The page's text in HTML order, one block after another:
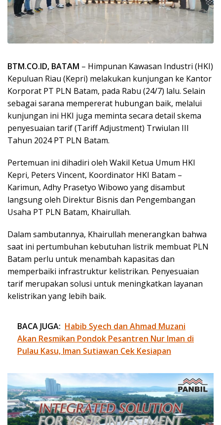
BTM.CO.ID, BATAM – Himpunan Kawasan Industri (HKI)
Kepuluan Riau (Kepri) melakukan kunjungan ke Kantor
Korporat PT PLN Batam, pada Rabu (24/7) lalu. Selain
sebagai sarana mempererat hubungan baik, melalui
kunjungan ini HKI juga meminta secara detail skema
penyesuaian tarif (Tariff Adjustment) Trwiulan III
Tahun 2024 PT PLN Batam.
Pertemuan ini dihadiri oleh Wakil Ketua Umum HKI
Kepri, Peters Vincent, Koordinator HKI Batam –
Karimun, Adhy Prasetyo Wibowo yang disambut
langsung oleh Direktur Bisnis dan Pengembangan
Usaha PT PLN Batam, Khairullah.
Dalam sambutannya, Khairullah menerangkan bahwa
saat ini pertumbuhan kebutuhan listrik membuat PLN
Batam perlu untuk menambah kapasitas dan
memperbaiki infrastruktur kelistrikan. Penyesuaian
tarif merupakan solusi untuk meningkatkan layanan
kelistrikan yang lebih baik.
BACA JUGA: Habib Syech dan Ahmad Muzani
Akan Resmikan Pondok Pesantren Nur Iman di
Pulau Kasu, Iman Sutiawan Cek Kesiapan